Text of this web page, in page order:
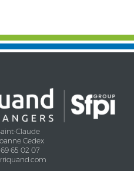
Claude
Cedex
69 65 02 07